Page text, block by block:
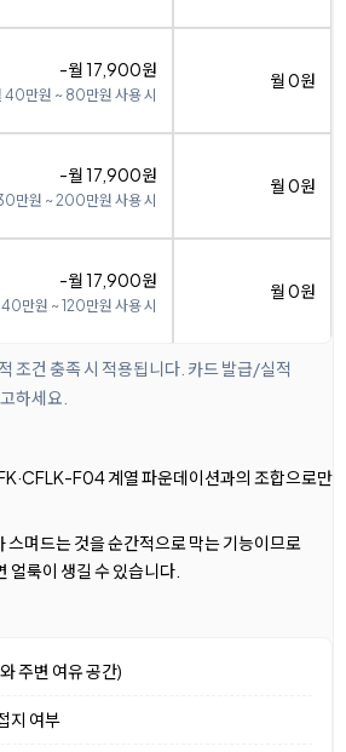
-월 17,900원
40만원 ~ 80만원 사용 시
월 0원
-월 17,900원
만원 ~ 200만원 사용 시
월 0원
-월 17,900원
만원 ~ 120만원 사용 시
월 0원
조건 충족 시 적용됩니다. 카드 발급/실적
하세요.
F04 계열 파운데이션과의 조합으로만
스며드는 것을 순간적으로 막는 기능이므로
얼룩이 생길 수 있습니다.
주변 여유 공간)
지 여부